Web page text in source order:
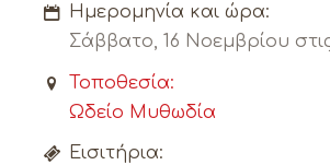
Ημερομηνία και ώρα:
Σάββατο, 16 Νοεμβρίου
Τοποθεσία:
Ωδείο Μυθωδία
Εισιτήρια: